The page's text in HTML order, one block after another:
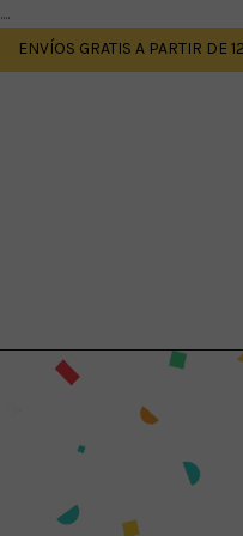
....
ENVÍOS GRATIS A PARTIR DE
FIESTA?